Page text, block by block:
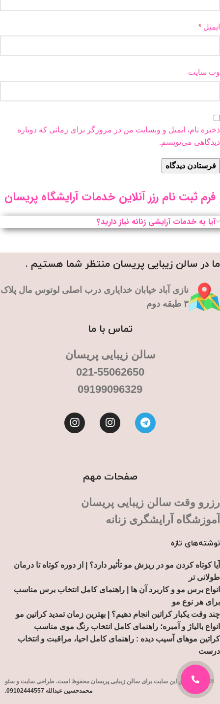
ایمیل *
وب‌ سایت
ذخیره نام، ایمیل و وبسایت من در مرورگر برای زمانی که دوباره
دیدگاهی می‌نویسم.
فرم ثبت نام رزر آنلاین خدمات آرایشگاه پریسان
آیا به خدمات آرایشی زنانه نیاز دارید؟
ما در سالن زیبایی پریسان منتظر شما هستیم .
نازی آباد خیابان خدایاری درب اصلی لوتوس مال پلاک
۳ طبقه دوم
تماس با ما
سالن زیبایی پریسان
021-55062650
09199096329
صفحات مهم
رزرو وقت سالن زیبایی پریسان
آموزشگاه آرایشگری زنانه
نوشته‌های تازه
آیا کوتاه کردن مو در ریزش مو تأثیر دارد؟ | از دوره کوتاه تا درمان
طولانی تر
انواع برس مو و کاربرد آن ها | راهنمای کامل انتخاب برس مناسب
برای هر نوع مو
چند وقت یکبار کراتین انجام دهیم؟ | بهترین زمان تمدید کراتین مو
انواع بالیاژ و آمبره؛ راهنمای کامل انتخاب رنگ موی مناسب
کراتین موهای آسیب دیده : راهنمای کامل احیا، مراقبت و انتخاب
درست
© تمامی حقوق این سایت برای سالن زیبایی پریسان محفوظ است. طراحی سایت و سئو
محمدحسین عبدالله 09102444557.